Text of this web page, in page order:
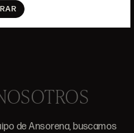
de Ansorena, buscamos